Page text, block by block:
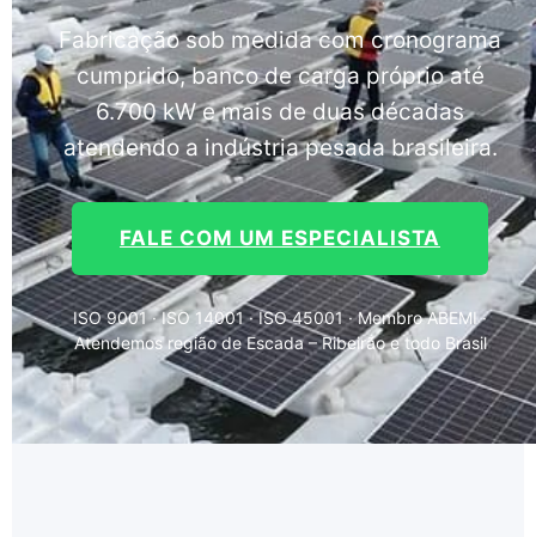
Fabricação sob medida com cronograma
cumprido, banco de carga próprio até
6.700 kW e mais de duas décadas
atendendo a indústria pesada brasileira.
FALE COM UM ESPECIALISTA
ISO 9001 · ISO 14001 · ISO 45001 · Membro ABEMI ·
Atendemos região de Escada – Ribeirão e todo Brasil